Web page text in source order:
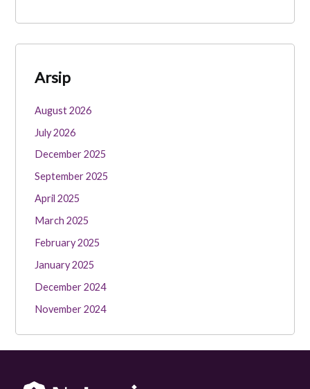
Arsip
August 2026
July 2026
December 2025
September 2025
April 2025
March 2025
February 2025
January 2025
December 2024
November 2024